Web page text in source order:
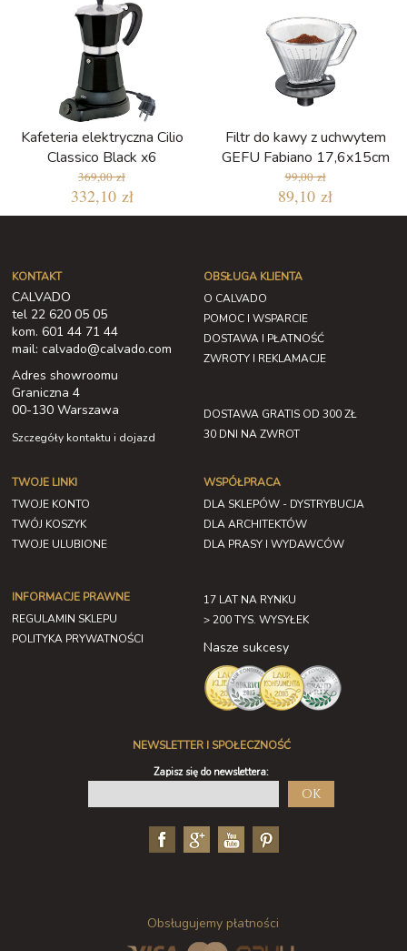
Kafeteria elektryczna Cilio
Classico Black x6
369,00 zł
332,10 zł
Filtr do kawy z uchwytem
GEFU Fabiano 17,6x15cm
99,00 zł
89,10 zł
KONTAKT
CALVADO
tel 22 620 05 05
kom. 601 44 71 44
mail: calvado@calvado.com
Adres showroomu
Graniczna 4
00-130 Warszawa
Szczegóły kontaktu i dojazd
OBSŁUGA KLIENTA
O CALVADO
POMOC I WSPARCIE
DOSTAWA I PŁATNOŚĆ
ZWROTY I REKLAMACJE
DOSTAWA GRATIS OD 300 ZŁ
30 DNI NA ZWROT
TWOJE LINKI
TWOJE KONTO
TWÓJ KOSZYK
TWOJE ULUBIONE
INFORMACJE PRAWNE
REGULAMIN SKLEPU
POLITYKA PRYWATNOŚCI
WSPÓŁPRACA
DLA SKLEPÓW - DYSTRYBUCJA
DLA ARCHITEKTÓW
DLA PRASY I WYDAWCÓW
17 LAT NA RYNKU
> 200 TYS. WYSYŁEK
Nasze sukcesy
NEWSLETTER I SPOŁECZNOŚĆ
Zapisz się do newslettera:
OK
Obsługujemy płatności